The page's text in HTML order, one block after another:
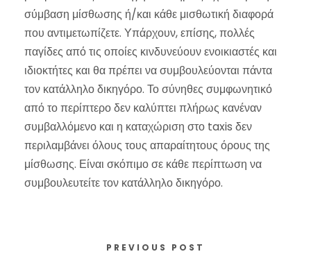
σύμβαση μίσθωσης ή/και κάθε μισθωτική διαφορά
που αντιμετωπίζετε. Υπάρχουν, επίσης, πολλές
παγίδες από τις οποίες κινδυνεύουν ενοικιαστές και
ιδιοκτήτες και θα πρέπει να συμβουλεύονται πάντα
τον κατάλληλο δικηγόρο. Το σύνηθες συμφωνητικό
από το περίπτερο δεν καλύπτει πλήρως κανέναν
συμβαλλόμενο και η καταχώριση στο taxis δεν
περιλαμβάνει όλους τους απαραίτητους όρους της
μίσθωσης. Είναι σκόπιμο σε κάθε περίπτωση να
συμβουλευτείτε τον κατάλληλο δικηγόρο.
PREVIOUS POST